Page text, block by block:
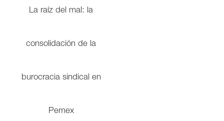
La raíz del mal: la
consolidación de la
burocracia sindical en
Pemex